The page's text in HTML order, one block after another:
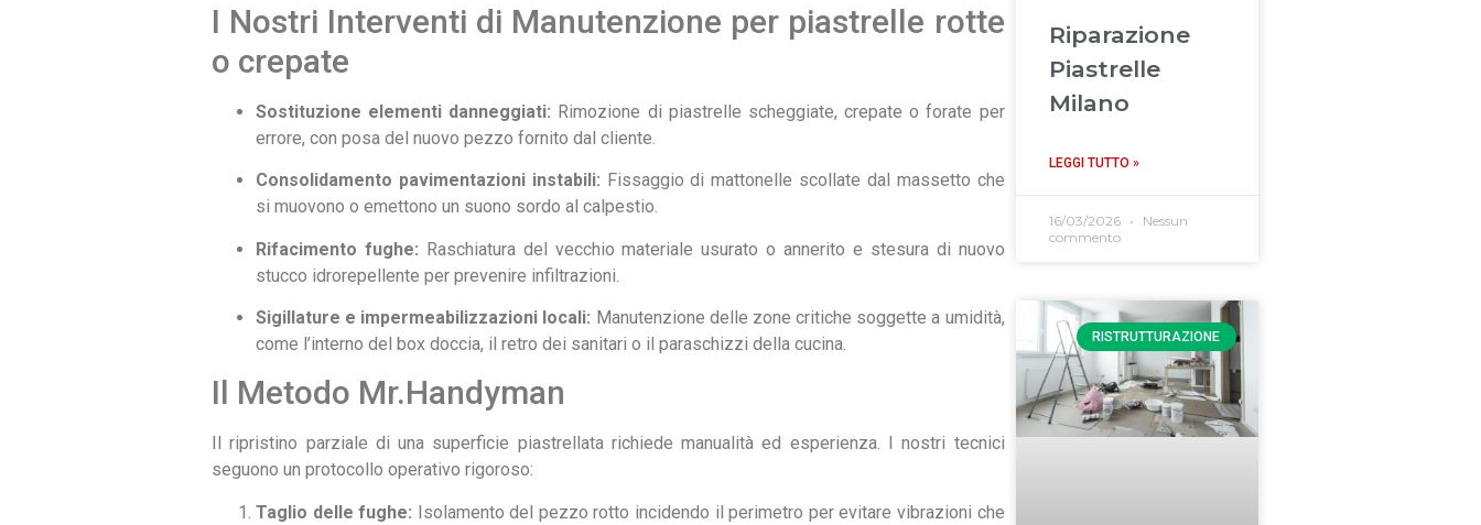
I Nostri Interventi di Manutenzione per piastrelle rotte
o crepate
Sostituzione elementi danneggiati: Rimozione di piastrelle scheggiate, crepate o forate per
errore, con posa del nuovo pezzo fornito dal cliente.
Consolidamento pavimentazioni instabili: Fissaggio di mattonelle scollate dal massetto che
si muovono o emettono un suono sordo al calpestio.
Rifacimento fughe: Raschiatura del vecchio materiale usurato o annerito e stesura di nuovo
stucco idrorepellente per prevenire infiltrazioni.
Sigillature e impermeabilizzazioni locali: Manutenzione delle zone critiche soggette a umidità,
come l’interno del box doccia, il retro dei sanitari o il paraschizzi della cucina.
Il Metodo Mr.Handyman
Il ripristino parziale di una superficie piastrellata richiede manualità ed esperienza. I nostri tecnici
seguono un protocollo operativo rigoroso:
Taglio delle fughe: Isolamento del pezzo rotto incidendo il perimetro per evitare vibrazioni che
Riparazione
Piastrelle
Milano
LEGGI TUTTO »
16/03/2026
Nessun
commento
RISTRUTTURAZIONE